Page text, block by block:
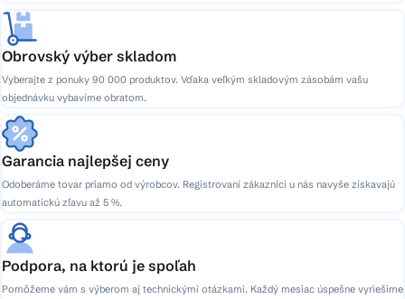
Obrovský výber skladom
Vyberajte z ponuky 90 000 produktov. Vďaka veľkým skladovým zásobám vašu
objednávku vybavíme obratom.
Garancia najlepšej ceny
Odoberáme tovar priamo od výrobcov. Registrovaní zákazníci u nás navyše získavajú
automatickú zľavu až 5 %.
Podpora, na ktorú je spoľah
Pomôžeme vám s výberom aj technickými otázkami. Každý mesiac úspešne vyriešime